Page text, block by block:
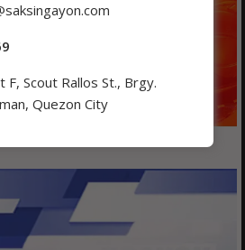
F, Scout Rallos St., Brgy.
Quezon City